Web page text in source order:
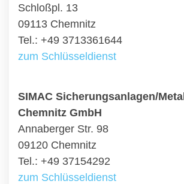
Schloßpl. 13
09113 Chemnitz
Tel.: +49 3713361644
zum Schlüsseldienst
SIMAC Sicherungsanlagen/
Chemnitz GmbH
Annaberger Str. 98
09120 Chemnitz
Tel.: +49 37154292
zum Schlüsseldienst